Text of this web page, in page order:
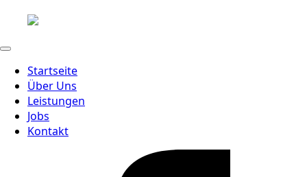
Startseite
Über Uns
Leistungen
Jobs
Kontakt